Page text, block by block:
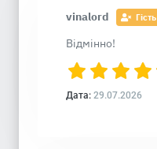
vinalord Гість
Відмінно!
Дата: 29.07.2026